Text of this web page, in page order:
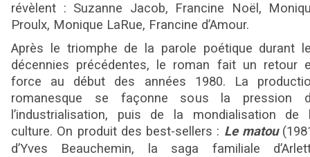
révèlent : Suzanne Jacob, Francine Noël,
Proulx, Monique LaRue, Francine d’Amour.
Après le triomphe de la parole poétique durant
décennies précédentes, le roman fait un retour
force au début des années 1980. La
romanesque se façonne sous la pression
l’industrialisation, puis de la mondialisation de
culture. On produit des best-sellers : Le matou
d’Yves Beauchemin, la saga familiale